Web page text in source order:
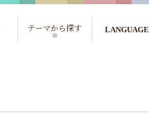
テーマから探す LANGUAGE